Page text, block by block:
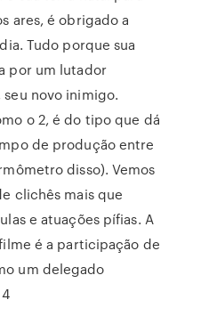
ares, é obrigado a
Tudo porque sua
por um lutador
novo inimigo.
o 2, é do tipo que dá
de produção entre
disso). Vemos
clichês mais que
e atuações pífias. A
é a participação de
um delegado